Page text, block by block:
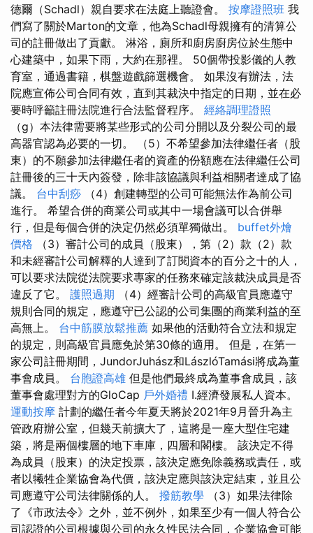
德爾（Schadl）親自要求在法庭上聽證會。 按摩證照班 我
們寫了關於Marton的文章，他為Schadl母親擁有的清算公
司的註冊做出了貢獻。 淋浴，廁所和廚房廚房位於生態中
心建築中，如果下雨，大約在那裡。 50個帶投影儀的人教
育室，通過書籍，棋盤遊戲篩選機會。 如果沒有辦法，法
院應宣佈公司合同有效，直到其裁決中指定的日期，並在必
要時呼籲註冊法院進行合法監督程序。 經絡調理證照
（g）本法律需要將某些形式的公司分開以及分裂公司的最
高器官認為必要的一切。 （5）不希望參加法律繼任者（股
東）的不願參加法律繼任者的資產的份額應在法律繼任公司
註冊後的三十天內簽發，除非該協議與利益相關者達成了協
議。 台中刮痧 （4）創建轉型的公司可能無法作為前公司
進行。 希望合併的商業公司或其中一場會議可以合併舉
行，但是每個合併的決定仍然必須單獨做出。 buffet外燴
價格 （3）審計公司的成員（股東），第（2）款（2）款
和未經審計公司解釋的人達到了訂閱資本的百分之十的人，
可以要求法院從法院要求專家的任務來確定該裁決成員是否
違反了它。 護照過期 （4）經審計公司的高級官員應遵守
規則合同的規定，應遵守已公認的公司集團的商業利益的至
高無上。 台中筋膜放鬆推薦 如果他的活動符合立法和規定
的規定，則高級官員應免於第30條的適用。 但是，在第一
家公司註冊期間，JundorJuhász和LászlóTamási將成為董
事會成員。 台胞證高雄 但是他們最終成為董事會成員，該
董事會處理對方的GloCap 戶外婚禮 I.經濟發展私人資本。
運動按摩 計劃的繼任者今年夏天將於2021年9月晉升為主
管政府辦公室，但幾天前擴大了，這將是一座大型住宅建
築，將是兩個樓層的地下車庫，四層和閣樓。 該決定不得
為成員（股東）的決定投票，該決定應免除義務或責任，或
者以犧牲企業協會為代價，該決定應與該決定結束，並且公
司應遵守公司法律關係的人。 撥筋教學 （3）如果法律除
了《市政法令》之外，並不例外，如果至少有一個人符合公
司認證的公司根據與公司的永久性民法合同，企業協會可能